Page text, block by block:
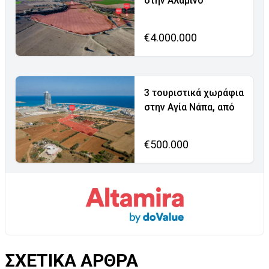
€4.000.000
3 τουριστικά χωράφια
στην Αγία Νάπα, από
€500.000
ΣΧΕΤΙΚΑ ΑΡΘΡΑ